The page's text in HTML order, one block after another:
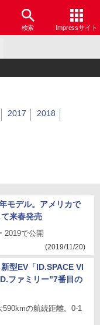
検索 Impressサイト
2017 2018
モデル。アメリカで
来春発売
2019で公開
(2019/11/20)
型EV「ID.SPACE VI
ファミリー”7番目の
の航続距離。0-1